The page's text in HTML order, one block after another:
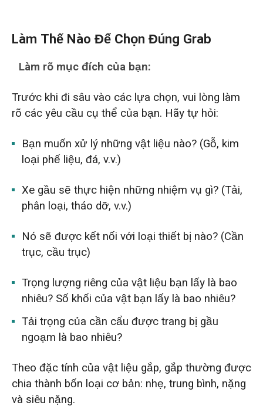
Làm Thế Nào Để Chọn Đúng Grab
Làm rõ mục đích của bạn:
Trước khi đi sâu vào các lựa chọn, vui lòng làm
rõ các yêu cầu cụ thể của bạn. Hãy tự hỏi:
Bạn muốn xử lý những vật liệu nào? (Gỗ, kim
loại phế liệu, đá, v.v.)
Xe gầu sẽ thực hiện những nhiệm vụ gì? (Tải,
phân loại, tháo dỡ, v.v.)
Nó sẽ được kết nối với loại thiết bị nào? (Cần
trục, cầu trục)
Trọng lượng riêng của vật liệu bạn lấy là bao
nhiêu? Số khối của vật bạn lấy là bao nhiêu?
Tải trọng của cần cẩu được trang bị gầu
ngoạm là bao nhiêu?
Theo đặc tính của vật liệu gắp, gắp thường được
chia thành bốn loại cơ bản: nhẹ, trung bình, nặng
và siêu nặng.